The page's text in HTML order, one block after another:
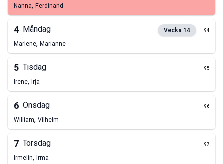
Nanna, Ferdinand
4 Måndag Vecka 14 94
Marlene, Marianne
5 Tisdag 95
Irene, Irja
6 Onsdag 96
William, Vilhelm
7 Torsdag 97
Irmelin, Irma